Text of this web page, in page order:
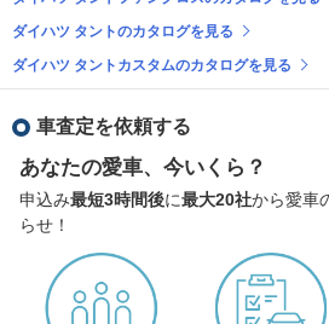
ダイハツ タントのカタログを見る
ダイハツ タントカスタムのカタログを見る
車査定を依頼する
あなたの愛車、今いくら？
申込み最短3時間後に最大20社から愛車
らせ！